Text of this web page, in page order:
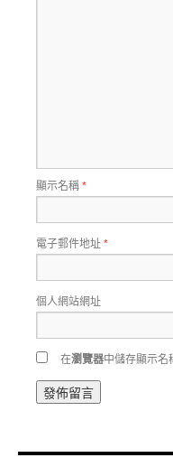
顯示名稱*
電子郵件地址*
個人網站網址
在瀏覽器中儲存顯示